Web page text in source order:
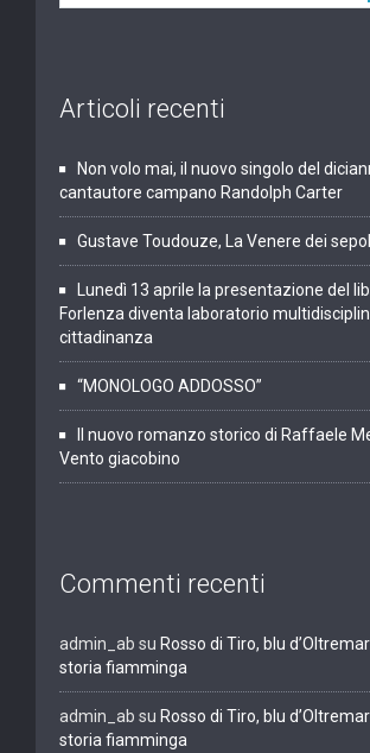
Articoli recenti
Non volo mai, il nuovo singolo del
cantautore campano Randolph Carter
Gustave Toudouze, La Venere dei
Lunedì 13 aprile la presentazione del
Forlenza diventa laboratorio
cittadinanza
“MONOLOGO ADDOSSO”
Il nuovo romanzo storico di Raffaele
Vento giacobino
Commenti recenti
admin_ab su Rosso di Tiro, blu
storia fiamminga
admin_ab su Rosso di Tiro, blu
storia fiamminga